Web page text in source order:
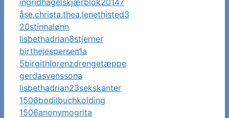
åse,christa,thea,lenethisted3
20stinnalønn
lisbethadrian8stjerner
birthejespersen1a
5birgithlorenzdrengetæppe
gerdasvenssona
lisbethadrian23sekskanter
1506bodilbuchkolding
1506anonymogrita